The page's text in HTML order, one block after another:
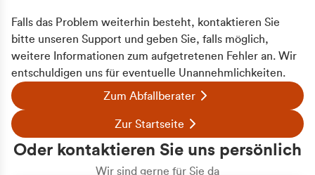
Falls das Problem weiterhin besteht, kontaktieren Sie
bitte unseren Support und geben Sie, falls möglich,
weitere Informationen zum aufgetretenen Fehler an. Wir
entschuldigen uns für eventuelle Unannehmlichkeiten.
Zum Abfallberater
Zur Startseite
Oder kontaktieren Sie uns persönlich
Wir sind gerne für Sie da